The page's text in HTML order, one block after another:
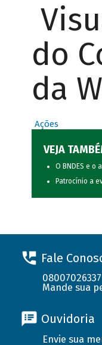
do
da
Ações
VEJA
O BNDES e o
Patrocínio a
Fale
08007026337
Mande sua
Ouvidoria
Envie sua